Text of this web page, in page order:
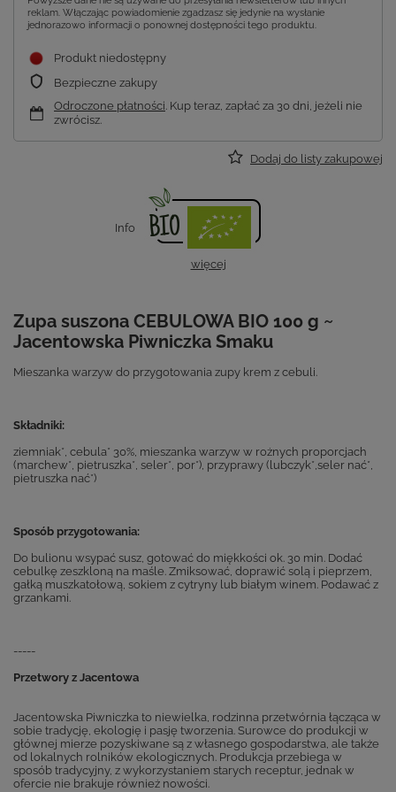
reklam. Włączając powiadomienie zgadzasz się jedynie na wysłanie
jednorazowo informacji o ponownej dostępności tego produktu.
Produkt niedostępny
Bezpieczne zakupy
Odroczone płatności. Kup teraz, zapłać za 30 dni, jeżeli nie
zwrócisz.
Dodaj do listy zakupowej
Info
więcej
Zupa suszona CEBULOWA BIO 100 g ~
Jacentowska Piwniczka Smaku
Mieszanka warzyw do przygotowania zupy krem z cebuli.
Składniki:
ziemniak*, cebula* 30%, mieszanka warzyw w rożnych proporcjach
(marchew*, pietruszka*, seler*, por*), przyprawy (lubczyk*,seler nać*,
pietruszka nać*)
Sposób przygotowania:
Do bulionu wsypać susz, gotować do miękkości ok. 30 min. Dodać
cebulkę zeszkloną na maśle. Zmiksować, doprawić solą i pieprzem,
gałką muszkatołową, sokiem z cytryny lub białym winem. Podawać z
grzankami.
-----
Przetwory z Jacentowa
Jacentowska Piwniczka to niewielka, rodzinna przetwórnia łącząca w
sobie tradycję, ekologię i pasję tworzenia. Surowce do produkcji w
głównej mierze pozyskiwane są z własnego gospodarstwa, ale także
od lokalnych rolników ekologicznych. Produkcja przebiega w
sposób tradycyjny, z wykorzystaniem starych receptur, jednak w
ofercie nie brakuje również nowości.